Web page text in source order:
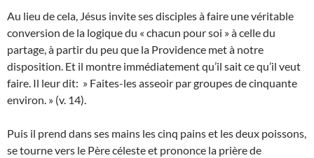
Au lieu de cela, Jésus invite ses disciples à faire une véritable
conversion de la logique du « chacun pour soi » à celle du
partage, à partir du peu que la Providence met à notre
disposition. Et il montre immédiatement qu’il sait ce qu’il veut
faire. Il leur dit: » Faites-les asseoir par groupes de cinquante
environ. » (v. 14).
Puis il prend dans ses mains les cinq pains et les deux poissons,
se tourne vers le Père céleste et prononce la prière de